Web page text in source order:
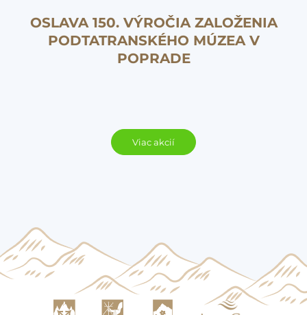
OSLAVA 150. VÝROČIA ZALOŽENIA
PODTATRANSKÉHO MÚZEA V
POPRADE
Viac akcií